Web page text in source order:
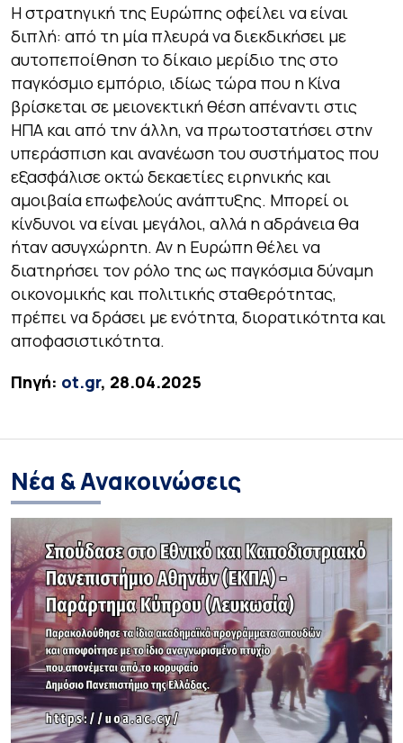
Η στρατηγική της Ευρώπης οφείλει να είναι
διπλή: από τη μία πλευρά να διεκδικήσει με
αυτοπεποίθηση το δίκαιο μερίδιο της στο
παγκόσμιο εμπόριο, ιδίως τώρα που η Κίνα
βρίσκεται σε μειονεκτική θέση απέναντι στις
ΗΠΑ και από την άλλη, να πρωτοστατήσει στην
υπεράσπιση και ανανέωση του συστήματος που
εξασφάλισε οκτώ δεκαετίες ειρηνικής και
αμοιβαία επωφελούς ανάπτυξης. Μπορεί οι
κίνδυνοι να είναι μεγάλοι, αλλά η αδράνεια θα
ήταν ασυγχώρητη. Αν η Ευρώπη θέλει να
διατηρήσει τον ρόλο της ως παγκόσμια δύναμη
οικονομικής και πολιτικής σταθερότητας,
πρέπει να δράσει με ενότητα, διορατικότητα και
αποφασιστικότητα.
Πηγή: ot.gr, 28.04.2025
Νέα & Ανακοινώσεις